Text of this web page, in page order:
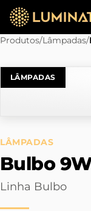
Produtos/Lâmpadas/
LÂMPADAS
LÂMPADAS
Bulbo
Linha Bulbo